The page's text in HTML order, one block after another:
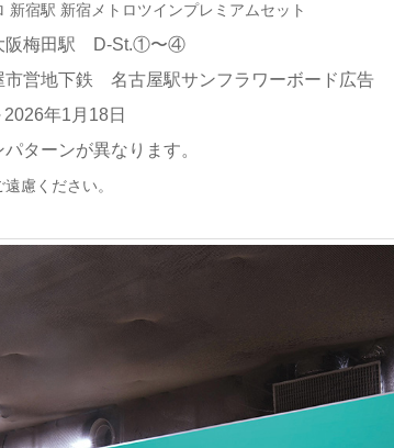
宿駅 新宿メトロツインプレミアムセット
田駅 D-St.①〜④
鉄 名古屋駅サンフラワーボード広告
2026年1月18日
ターンが異なります。
慮ください。